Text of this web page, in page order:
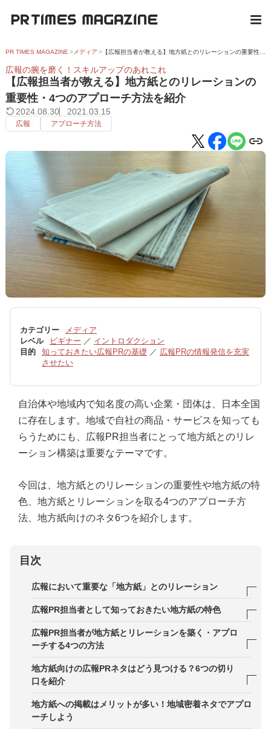
PR TIMES MAGAZINE メディア 【広報担当者が教える】地方紙とのリレーションの重要性・4つのアプローチ方法を紹介
広報の腕を磨く！スキルアップのあれこれ
【広報担当者が教える】地方紙とのリレーションの
重要性・4つのアプローチ方法を紹介
2024.08.30 2021.03.15
広報 アプローチ方法
カテゴリー
メディア
レベル
ビギナー ／ イントロダクション
目的
知っておきたい広報PRの基礎 ／ 広報PRの情報発信を充実
させたい
自治体や地域内で知名度の高い企業・団体は、日本全国
に存在します。地域で自社の商品・サービスを知っても
らうためにも、広報PR担当者にとって地方紙とのリレ
ーション構築は重要なテーマです。
今回は、地方紙とのリレーションの重要性や地方紙の特
色、地方紙とリレーションを取る4つのアプローチ方
法、地方紙向けのネタ6つを紹介します。
目次
広報において重要な「地方紙」とのリレーション
1．地元で圧倒的な普及率
2．地域密着の話題を大きく取り扱う
広報PR担当者として知っておきたい地方紙の特色
1．紙面の構成や取り上げているコンテンツ（ネ
タ）
2．管轄しているエリア
広報PR担当者が地方紙とリレーションを築く・アプロ
ーチする4つの方法
1．記者クラブを訪問する
3．署名記事からピンポイントに記者を探す
地方紙向けの広報PRネタはどう見つける？6つの切り
口を紹介
1．支社・支局、工場などの拠点をその地域に開設
地方紙への掲載はメリットが多い！地域密着ネタでアプロ
ーチしよう